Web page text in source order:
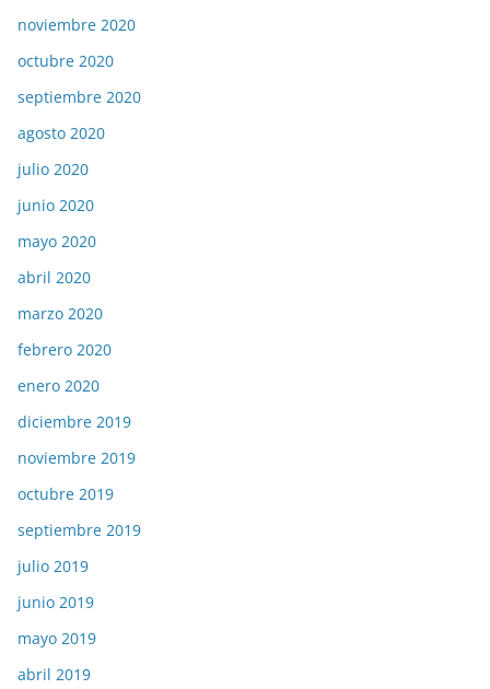
noviembre 2020
octubre 2020
septiembre 2020
agosto 2020
julio 2020
junio 2020
mayo 2020
abril 2020
marzo 2020
febrero 2020
enero 2020
diciembre 2019
noviembre 2019
octubre 2019
septiembre 2019
julio 2019
junio 2019
mayo 2019
abril 2019